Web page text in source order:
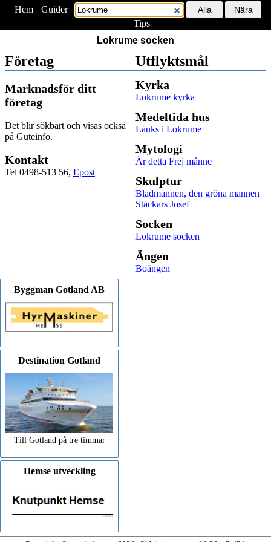
Hem
Guider
Tips
Lokrume socken
Företag
Marknadsför ditt
företag
Det blir sökbart och visas också
på Guteinfo.
Kontakt
Tel 0498-513 56, Epost
Utflyktsmål
Kyrka
Lokrume kyrka
Medeltida hus
Lauks i Lokrume
Mytologi
Är detta Frej månne
Skulptur
Bladmannen, den gröna mannen
Stackars Josef
Socken
Lokrume socken
Ängen
Boängen
Byggman Gotland AB
Destination Gotland
Till Gotland på tre timmar
Hemse utveckling